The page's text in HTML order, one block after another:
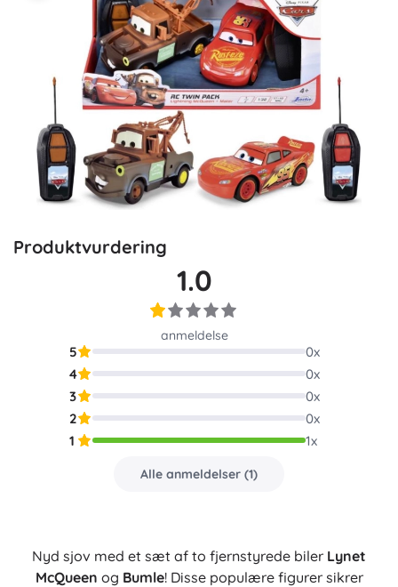
Produktvurdering
1.0
anmeldelse
5 0x
4
0x
3
0x
2
0x
1
1x
Alle anmeldelser (1)
Nyd sjov med et sæt af to fjernstyrede biler Lynet
McQueen og Bumle! Disse populære figurer sikrer